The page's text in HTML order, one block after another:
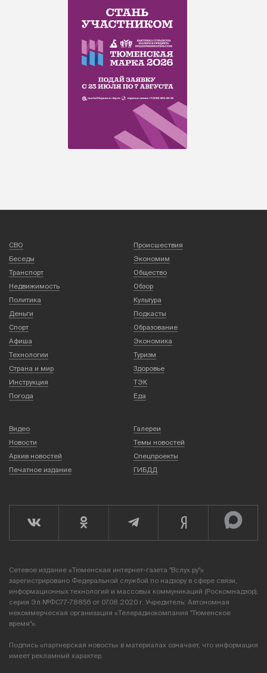
СВО
Происшествия
Беседы
Экономим
Транспорт
Общество
Недвижимость
Обзор
Политика
Культура
Деньги
Подкасты
Спорт
Образование
Афиша
Экономика
Технологии
Туризм
Страна и мир
Здоровье
Инструкция
ТЭК
Погода
Еда
Видео
Галереи
Новости
Темы новостей
Архив новостей
Спецпроекты
Печатное издание
ГИБДД
Сетевое издание «Тюменская интернет-газета "Вслух.ру"»
зарегистрировано Федеральной службой по надзору в сфере связи,
информационных технологий и массовых коммуникаций (Роскомнадзор),
серия Эл №ФС77-78856 от 07.08.2020 г. Учредитель: Автономная
некоммерческая организация «Телерадиокомпания "Тюменское
время"».
Подпись «партнерская новость» в материалах означает, что информация
имеет рекламный характер.